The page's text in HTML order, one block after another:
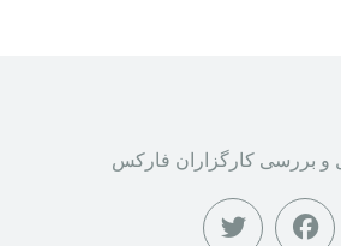
و بررسی کارگزاران فارکس